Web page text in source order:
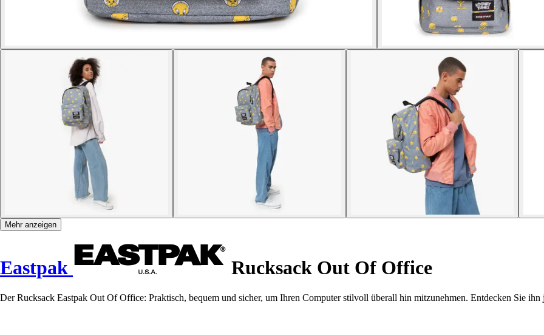
Mehr anzeigen
Eastpak Rucksack Out Of Office
Der Rucksack Eastpak Out Of Office: Praktisch, bequem und sicher, um Ihren Computer stilvoll überall hin mitzunehmen. Entdecken Sie ihn